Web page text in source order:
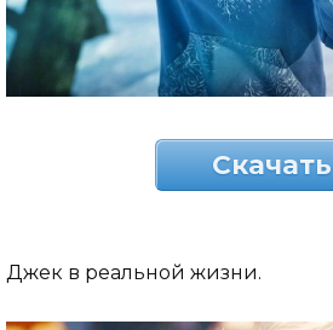
Скачать
Джек в реальной жизни.